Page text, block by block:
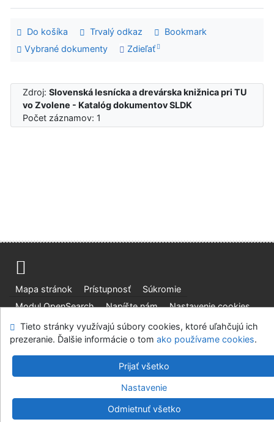
Do košíka Trvalý odkaz
Bookmark
Vybrané dokumenty
Zdieľať
Zdroj:Slovenská lesnícka a drevárska knižnica pri TU
vo Zvolene - Katalóg dokumentov SLDK
Počet záznamov: 1
Mapa stránok Prístupnosť
Súkromie
Modul OpenSearch
Napíšte nám Nastavenie cookies
Slovenská lesnícka a drevárska knižnica pri Technickej
v.4.8.63a-Cosmotron Slovakia, s.r.o.
Tieto stránky využívajú súbory cookies, ktoré uľahčujú ich
prezeranie. Ďalšie informácie o tom ako používame cookies.
Prijať všetko
Nastavenie
Odmietnuť všetko